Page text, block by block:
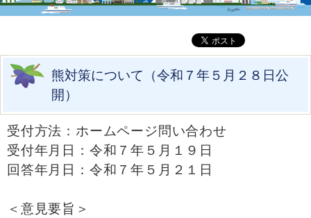
熊対策について（令和７年５月２８日公
開）
受付方法：ホームページ問い合わせ
受付年月日：令和７年５月１９日
回答年月日：令和７年５月２１日
＜意見要旨＞